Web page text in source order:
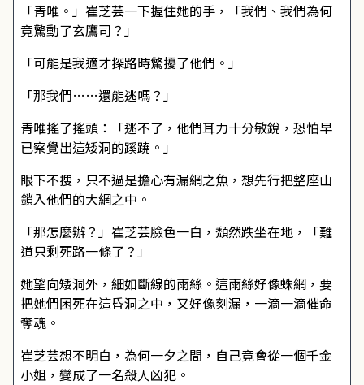
「青唯。」崔芝芸一下握住她的手，「我們、我們為何
竟驚動了玄鷹司？」
「可能是我適才探路時驚擾了他們。」
「那我們……還能逃嗎？」
青唯搖了搖頭：「逃不了，他們耳力十分敏銳，恐怕早
已察覺出這矮洞的蹊蹺。」
眼下不搜，只不過是擔心有漏網之魚，想先行把整座山
鎖入他們的大網之中。
「那怎麼辦？」崔芝芸臉色一白，頹然跌坐在地，「難
道只剩死路一條了？」
她望向矮洞外，細如斷線的雨絲。這雨絲好像蛛網，要
把她們困死在這昏洞之中，又好像刻漏，一滴一滴催命
奪魂。
崔芝芸想不明白，為何一夕之間，自己竟會從一個千金
小姐，變成了一名殺人凶犯。